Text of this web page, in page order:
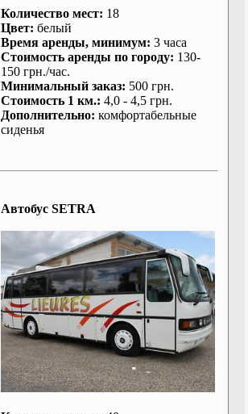
Количество мест: 18
Цвет: белый
Время аренды, минимум: 3 часа
Стоимость аренды по городу: 130-
150 грн./час.
Минимальный заказ: 500 грн.
Стоимость 1 км.: 4,0 - 4,5 грн.
Дополнительно: комфортабельные
сиденья
Автобус SETRA